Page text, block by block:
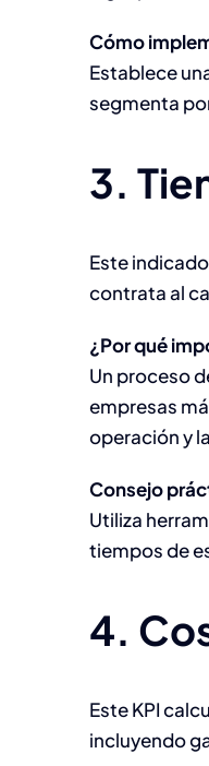
Cómo
Establece
segmenta
3.
Este
contrata al
¿Por qué
Un proceso
empresas
operación y
Consejo
Utiliza
tiempos de
4.
Este KPI
incluyendo